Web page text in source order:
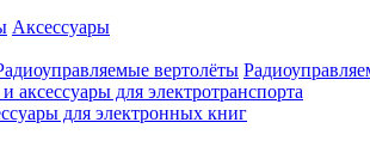
Аксессуары
вертолёты
аксессуары для электротранспорта
для электронных книг